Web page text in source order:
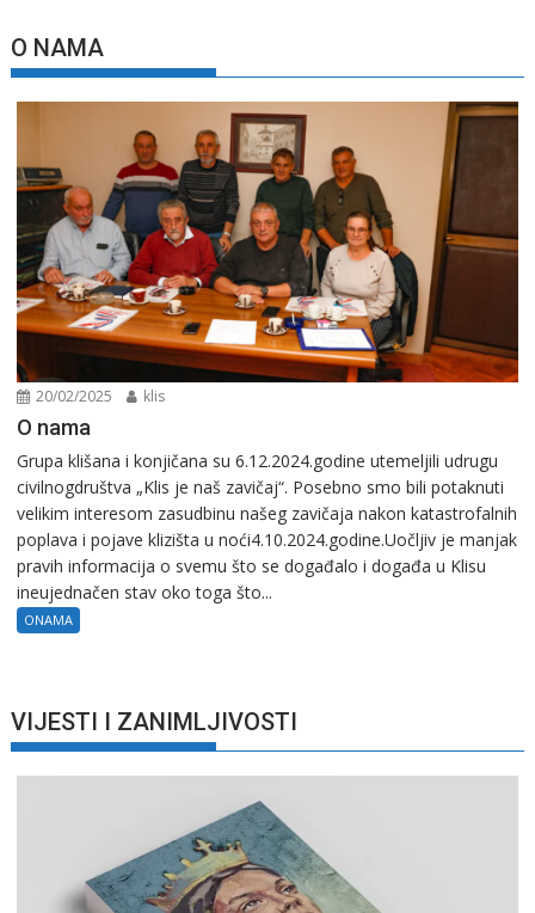
O NAMA
20/02/2025 klis
O nama
Grupa klišana i konjičana su 6.12.2024.godine utemeljili udrugu
civilnogdruštva „Klis je naš zavičaj“. Posebno smo bili potaknuti
velikim interesom zasudbinu našeg zavičaja nakon katastrofalnih
poplava i pojave klizišta u noći4.10.2024.godine.Uočljiv je manjak
pravih informacija o svemu što se događalo i događa u Klisu
ineujednačen stav oko toga što...
ONAMA
VIJESTI I ZANIMLJIVOSTI